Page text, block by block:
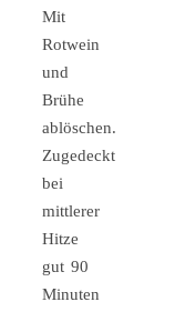
Mit
Rotwein
und
Brühe
ablöschen.
Zugedeckt
bei
mittlerer
Hitze
gut 90
Minuten